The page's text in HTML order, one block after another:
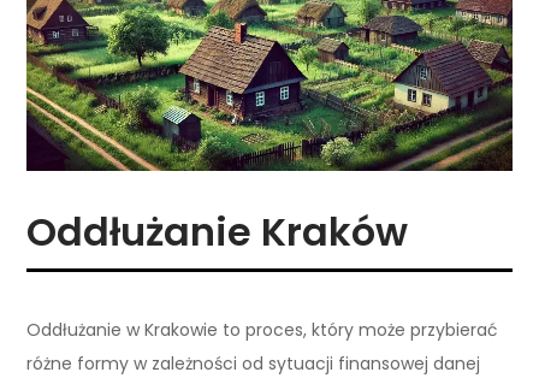
Oddłużanie Kraków
Oddłużanie w Krakowie to proces, który może przybierać
różne formy w zależności od sytuacji finansowej danej